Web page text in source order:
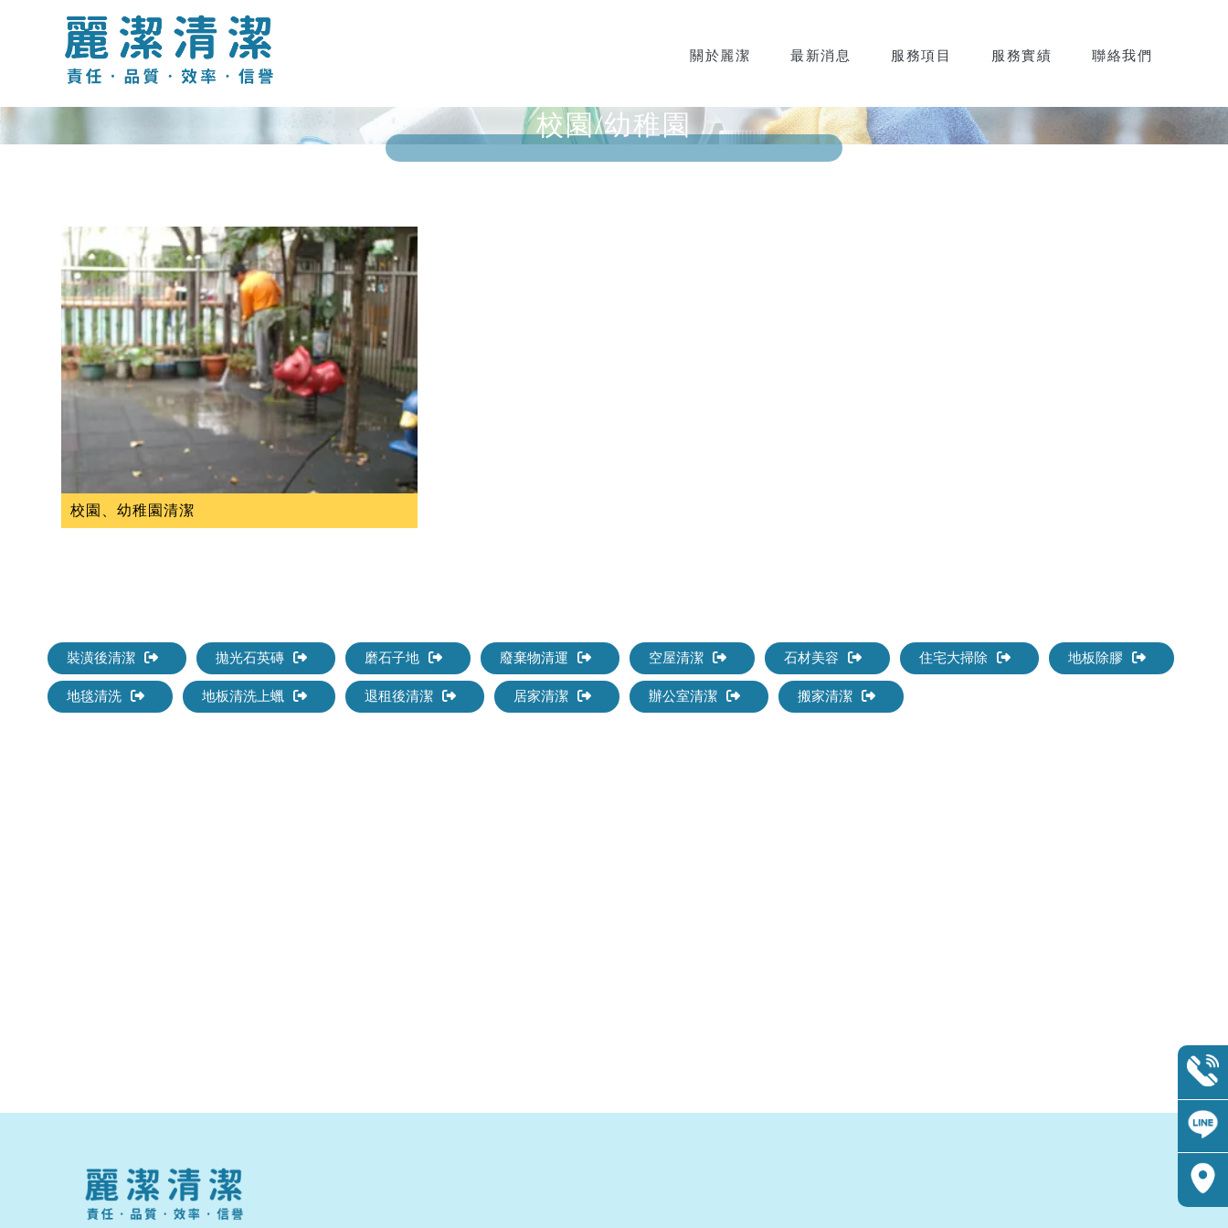
關於麗潔 最新消息 服務項目 服務實績 聯絡我們
校園/幼稚園
校園、幼稚園清潔
裝潢後清潔 拋光石英磚 磨石子地 廢棄物清運 空屋清潔 石材美容 住宅大掃除 地板除膠
地毯清洗 地板清洗上蠟 退租後清潔 居家清潔 辦公室清潔 搬家清潔